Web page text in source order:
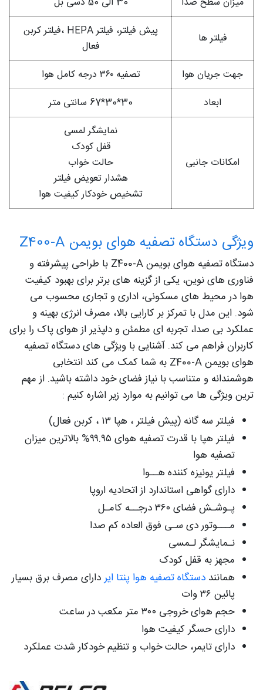
فیلتر ها
پیش فیلتر، فیلتر HEPA ،فیلتر کربن
فعال
جهت جریان هوا
تصفیه ۳۶۰ درجه کامل هوا
ابعاد
30*30*67 سانتی متر
امکانات جانبی
نمایشگر لمسی
قفل کودک
حالت خواب
هشدار تعویض فیلتر
تشخیص خودکار کیفیت هوا
ویژگی دستگاه تصفیه هوای بویمن Z400-A
دستگاه تصفیه هوای بویمن Z400-A با طراحی پیشرفته و
فناوری‌ های نوین، یکی از گزینه‌ های برتر برای بهبود کیفیت
هوا در محیط‌ های مسکونی، اداری و تجاری محسوب می‌
شود. این مدل با تمرکز بر کارایی بالا، مصرف انرژی بهینه و
عملکرد بی‌ صدا، تجربه‌ ای مطمئن و دلپذیر از هوای پاک را برای
کاربران فراهم می‌ کند. آشنایی با ویژگی‌ های دستگاه تصفیه
هوای بویمن Z400-A به شما کمک می‌ کند انتخابی
هوشمندانه و متناسب با نیاز فضای خود داشته باشید. از مهم‌
ترین ویژگی‌ ها می‌ توانیم به موارد زیر اشاره کنیم :
فیلتر سه گانه (پیش فیلتر ، هپا ۱۳ ، کربن فعال)
فیلتر هپا با قدرت تصفیه هوای ۹۹.۹۵% بالاترین میزان
تصفیه هوا
فیلتر یونیزه کننده هــوا
دارای گواهی استاندارد از اتحادیه اروپا
پـوشـش فضای ۳۶۰ درجــه کامـل
مـــوتور دی سـی فوق العاده کم صدا
نـمایشگر لـمسی
مجهز به قفل کودک
همانند دستگاه تصفیه هوا پنتا ایردارای مصرف برق بسیار
پائین ۳۶ وات
حجم هوای خروجی ۳۰۰ متر مکعب در ساعت
دارای حسگر کیفیت هوا
دارای تایمر، حالت خواب و تنظیم خودکار شدت عملکرد